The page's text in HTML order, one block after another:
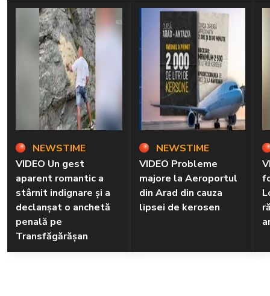
NEWSTIME
VIDEO Un gest
aparent romantic a
stârnit indignare și a
declanșat o anchetă
penală pe
Transfăgărășan
NEWSTIME
VIDEO Probleme
majore la Aeroportul
din Arad din cauza
lipsei de kerosen